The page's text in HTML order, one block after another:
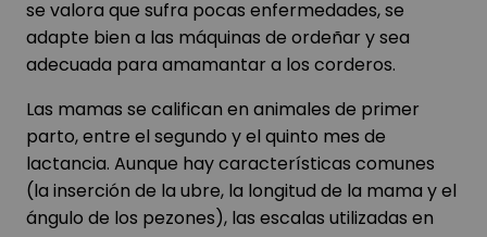
se valora que sufra pocas enfermedades, se
adapte bien a las máquinas de ordeñar y sea
adecuada para amamantar a los corderos.
Las mamas se califican en animales de primer
parto, entre el segundo y el quinto mes de
lactancia. Aunque hay características comunes
(la inserción de la ubre, la longitud de la mama y el
ángulo de los pezones), las escalas utilizadas en